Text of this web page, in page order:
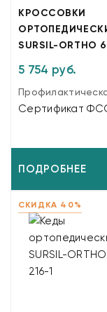
КРОССОВКИ
SURSIL-ORTHO
5 754 руб.
Сертификат
ПОДРОБНЕЕ
СКИДКА 40%